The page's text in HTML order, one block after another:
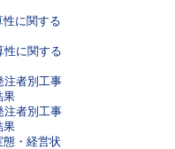
に関する
性に関する
注者別工事
果
注者別工事
果
・経営状